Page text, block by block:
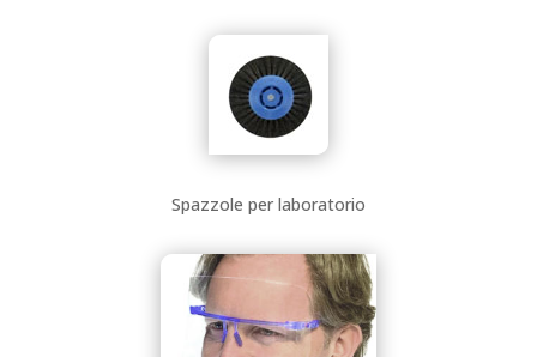
Spazzole per laboratorio